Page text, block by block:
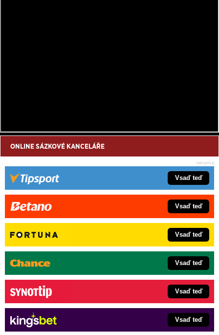
ONLINE SÁZKOVÉ KANCELÁŘE
Vsaď teď
Vsaď teď
Vsaď teď
Vsaď teď
Vsaď teď
Vsaď teď